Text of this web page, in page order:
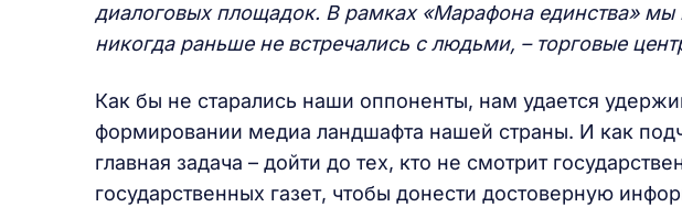
диалоговых площадок. В рамках «Марафона единства» мы
никогда раньше не встречались с людьми, – торговые
Как бы не старались наши оппоненты, нам удается
формировании медиа ландшафта нашей страны. И как
главная задача – дойти до тех, кто не смотрит
государственных газет, чтобы донести достоверную